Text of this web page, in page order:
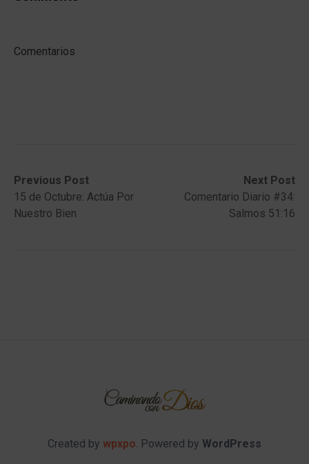
Comentarios
Post
navigation
Previous Post
Previous
post:15 de Octubre: Actúa Por
Nuestro Bien
Next Post
Next
post:
Comentario Diario #34:
Salmos 51:16
Created by wpxpo. Powered by WordPress